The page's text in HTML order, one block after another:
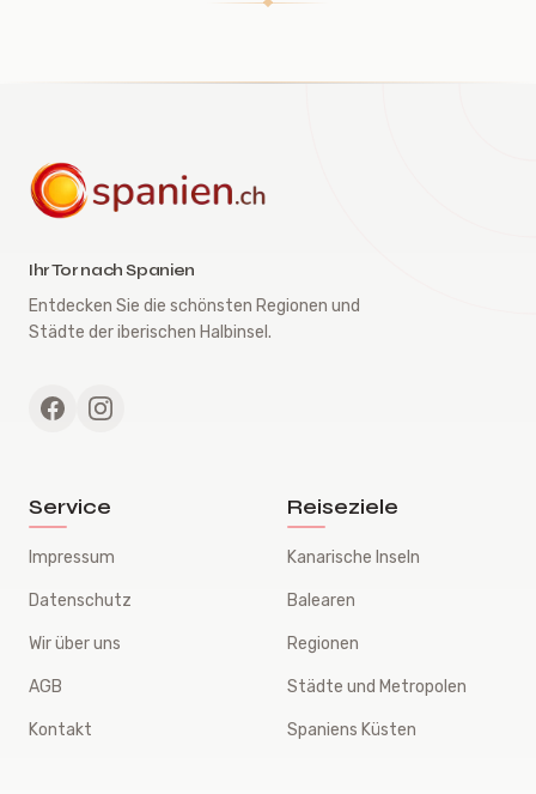
Ihr Tor nach Spanien
Entdecken Sie die schönsten Regionen und
Städte der iberischen Halbinsel.
Service
Impressum
Datenschutz
Wir über uns
AGB
Kontakt
Reiseziele
Kanarische Inseln
Balearen
Regionen
Städte und Metropolen
Spaniens Küsten